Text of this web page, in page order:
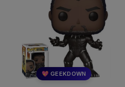
💖 GEEKDOWN